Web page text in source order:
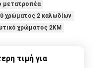
μετατροπέα
χρώματος 2 καλωδίων
χρώματος 2KM
τιμή για